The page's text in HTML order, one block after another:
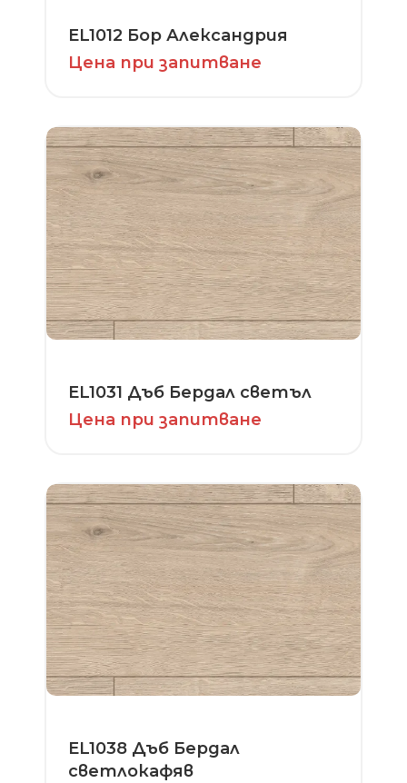
EL1012 Бор Александрия
Цена при запитване
EL1031 Дъб Бердал светъл
Цена при запитване
EL1038 Дъб Бердал
светлокафяв